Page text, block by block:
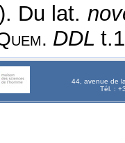
Du lat.
DDL
44, avenue de
Tél. :